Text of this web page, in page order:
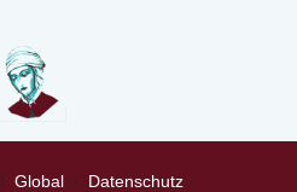
Global Datenschutz